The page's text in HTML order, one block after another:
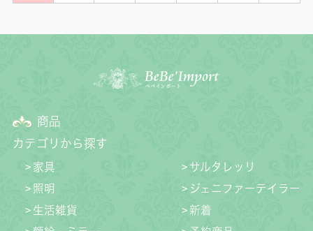
商品
カテゴリから探す
家具
照明
生活雑貨
サルタレッリ
ジェニファーテイラー
新着